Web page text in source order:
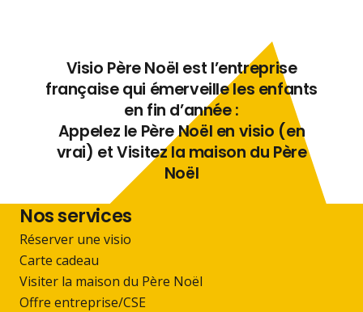
Visio Père Noël est l’entreprise
française qui émerveille les enfants
en fin d’année :
Appelez le Père Noël en visio (en
vrai) et Visitez la maison du Père
Noël
Nos services
Réserver une visio
Carte cadeau
Visiter la maison du Père Noël
Offre entreprise/CSE